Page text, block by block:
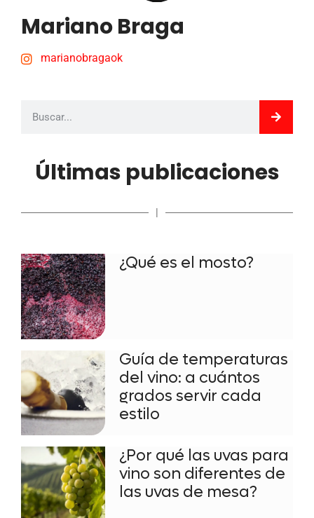
Mariano Braga
marianobragaok
Últimas publicaciones
¿Qué es el mosto?
Guía de temperaturas
del vino: a cuántos
grados servir cada
estilo
¿Por qué las uvas para
vino son diferentes de
las uvas de mesa?